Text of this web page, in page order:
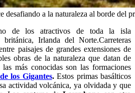
desafiando a la naturaleza al borde del
de los atractivos de toda la isla
Irlanda del Norte.Carreteras
paisajes de grandes extensiones de
obras de la naturaleza que datan de
más conocidas son las formaciones
los Gigantes.Estos primas basálticos
actividad volcánica, ya olvidada y que